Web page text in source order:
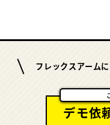
フレックスアーム
デモ依